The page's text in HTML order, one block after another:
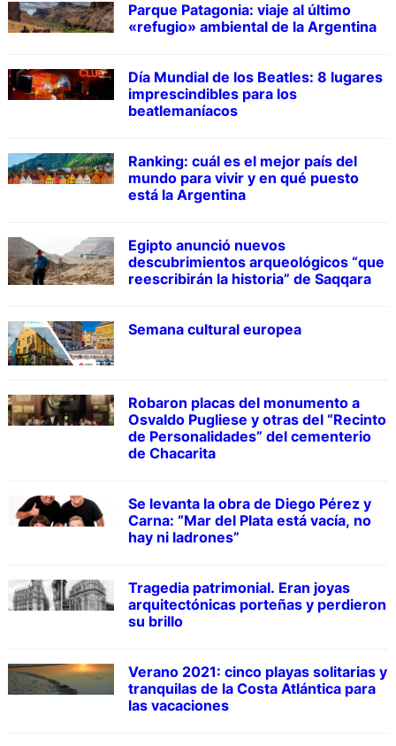
Parque Patagonia: viaje al último
«refugio» ambiental de la Argentina
Día Mundial de los Beatles: 8 lugares
imprescindibles para los
beatlemaníacos
Ranking: cuál es el mejor país del
mundo para vivir y en qué puesto
está la Argentina
Egipto anunció nuevos
descubrimientos arqueológicos “que
reescribirán la historia” de Saqqara
Semana cultural europea
Robaron placas del monumento a
Osvaldo Pugliese y otras del “Recinto
de Personalidades” del cementerio
de Chacarita
Se levanta la obra de Diego Pérez y
Carna: “Mar del Plata está vacía, no
hay ni ladrones”
Tragedia patrimonial. Eran joyas
arquitectónicas porteñas y perdieron
su brillo
Verano 2021: cinco playas solitarias y
tranquilas de la Costa Atlántica para
las vacaciones